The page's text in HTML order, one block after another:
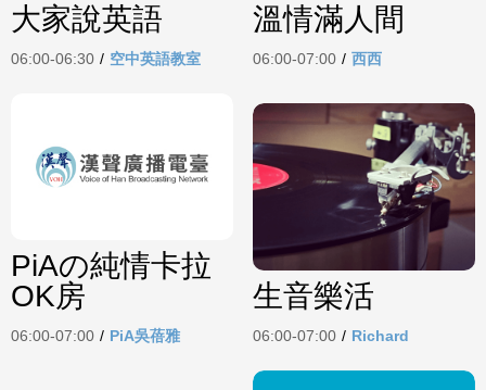
大家說英語
06:00-06:30 / 空中英語教室
溫情滿人間
06:00-07:00 / 西西
PiAの純情卡拉
OK房
06:00-07:00 / PiA吳蓓雅
生音樂活
06:00-07:00 / Richard